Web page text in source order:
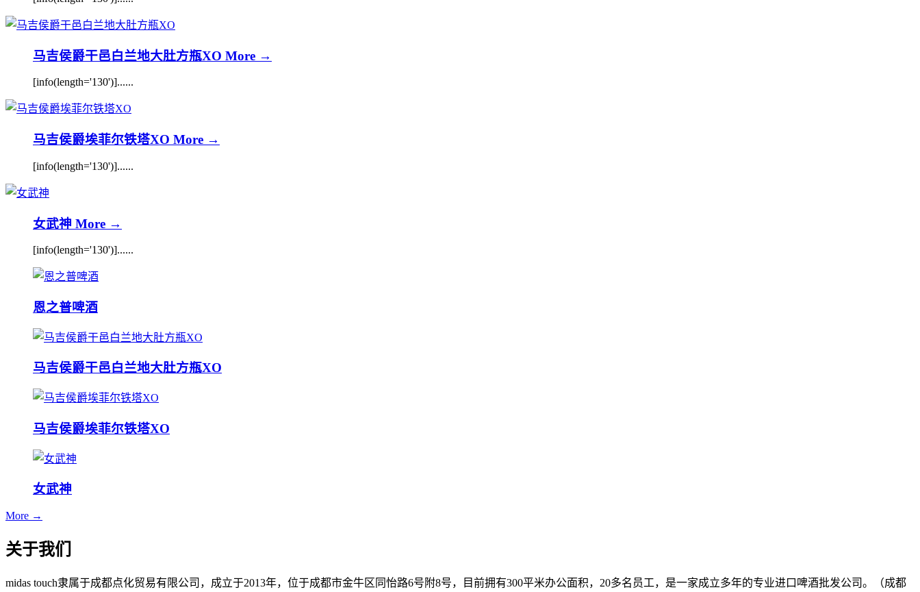
马吉侯爵干邑白兰地大肚方瓶XO More →
[info(length='130')]......
马吉侯爵埃菲尔铁塔XO More →
[info(length='130')]......
女武神 More →
[info(length='130')]......
恩之普啤酒
马吉侯爵干邑白兰地大肚方瓶XO
马吉侯爵埃菲尔铁塔XO
女武神
More →
关于我们
midas touch隶属于成都点化贸易有限公司，成立于2013年，位于成都市金牛区同怡路6号附8号，目前拥有300平米办公面积，20多名员工，是一家成立多年的专业进口啤酒批发公司。（成都